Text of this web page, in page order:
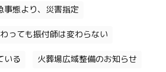
事態より、災害指定
っても振付師は変わらない
いる 火葬場広域整備のお知らせ